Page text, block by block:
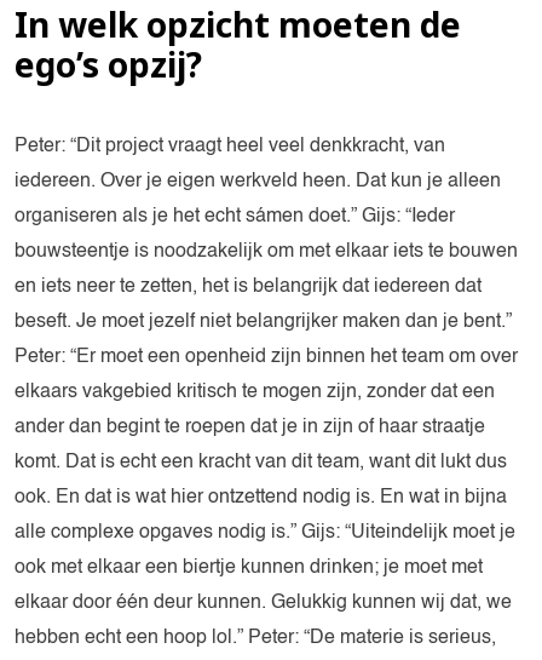
In welk opzicht moeten de
ego’s opzij?
Peter: “Dit project vraagt heel veel denkkracht, van
iedereen. Over je eigen werkveld heen. Dat kun je alleen
organiseren als je het echt sámen doet.” Gijs: “Ieder
bouwsteentje is noodzakelijk om met elkaar iets te bouwen
en iets neer te zetten, het is belangrijk dat iedereen dat
beseft. Je moet jezelf niet belangrijker maken dan je bent.”
Peter: “Er moet een openheid zijn binnen het team om over
elkaars vakgebied kritisch te mogen zijn, zonder dat een
ander dan begint te roepen dat je in zijn of haar straatje
komt. Dat is echt een kracht van dit team, want dit lukt dus
ook. En dat is wat hier ontzettend nodig is. En wat in bijna
alle complexe opgaves nodig is.” Gijs: “Uiteindelijk moet je
ook met elkaar een biertje kunnen drinken; je moet met
elkaar door één deur kunnen. Gelukkig kunnen wij dat, we
hebben echt een hoop lol.” Peter: “De materie is serieus,